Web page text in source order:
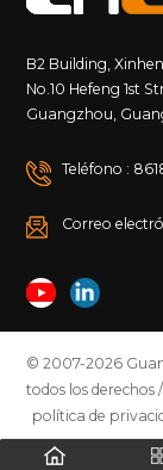
B2 Building,
No.10 Hefeng 1st
Guangzhou,
Teléfono :
Correo
© 2007-2026
todos los derechos /
política de